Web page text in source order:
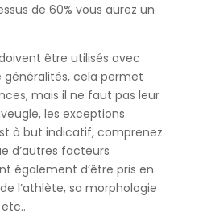
de 60% vous aurez un
être utilisés avec
généralités, cela permet
mais il ne faut pas leur
les exceptions
à but indicatif, comprenez
d’autres facteurs
également d’être pris en
l’athlète, sa morphologie